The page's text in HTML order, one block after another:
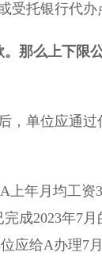
托银行代办
。那么上下限
单位应通过
年月均工资
成2023年7
应给A办理7